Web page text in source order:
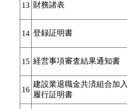
13 財務諸表
14 登録証明書
15 経営事項審査結果通知書
16
建設業退職金共済組合加入
履行証明書